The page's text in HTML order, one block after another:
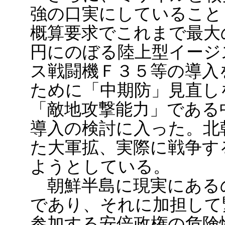
強の口実にしているこ
概算要求でこれまで最
円にのぼる陸上型イー
ス戦闘機Ｆ３５等の導
ために「中期防」見直
「敵地攻撃能力」であ
導入の検討に入った。
た大軍拡、実際に戦争
ようとしている。
朝鮮半島に現実にある
であり、それに加担し